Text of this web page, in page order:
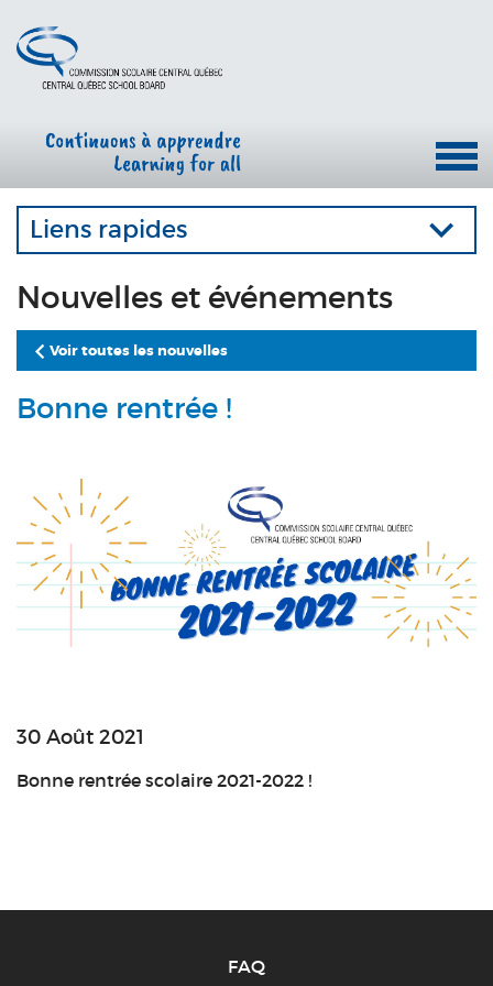
Liens rapides
Nouvelles et événements
Voir toutes les nouvelles
Bonne rentrée !
30 Août 2021
Bonne rentrée scolaire 2021-2022 !
FAQ